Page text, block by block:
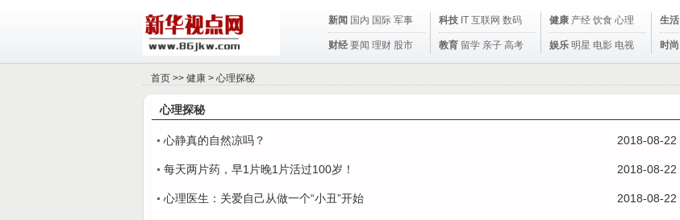
新闻 国内 国际 军事
财经 要闻 理财 股市
科技 IT 互联网 数码
教育 留学 亲子 高考
健康 产经 饮食 心理
娱乐 明星 电影 电视
生活
时尚
首页 >> 健康 > 心理探秘
心理探秘
2018-08-22
心静真的自然凉吗？
2018-08-22
每天两片药，早1片晚1片活过100岁！
2018-08-22
心理医生：关爱自己从做一个“小丑”开始